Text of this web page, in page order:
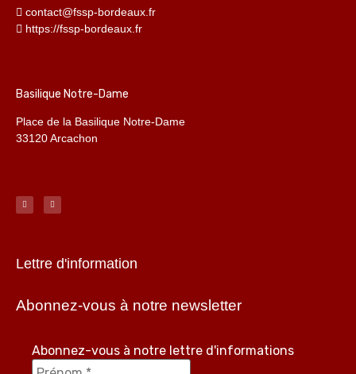
contact@fssp-bordeaux.fr
https://fssp-bordeaux.fr
Basilique Notre-Dame
Place de la Basilique Notre-Dame
33120 Arcachon
Lettre d'information
Abonnez-vous à notre newsletter
Abonnez-vous à notre lettre d'informations